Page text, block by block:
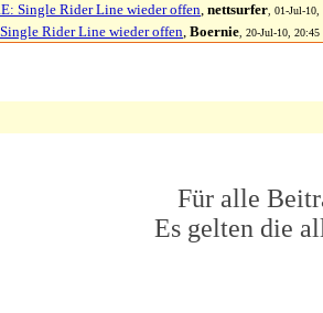
Single Rider Line wieder offen, nettsurfer , 01-Jul-
Rider Line wieder offen, Boernie , 20-Jul-10,
Für alle
Es gelten die